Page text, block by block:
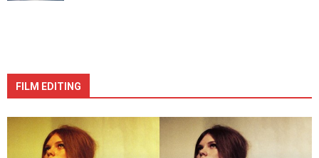
FILM EDITING